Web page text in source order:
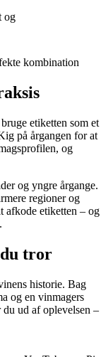
og
kombination
etiketten som et
på årgangen for at
og
og yngre årgange.
regioner og
afkode etiketten – og
tror
historie. Bag
og en vinmagers
du ud af oplevelsen –